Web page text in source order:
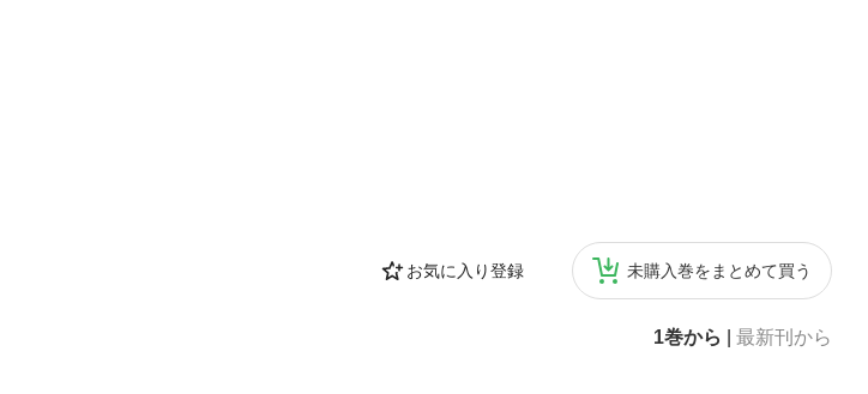
お気に入り登録 未購入巻をまとめて買う
1巻から 最新刊から